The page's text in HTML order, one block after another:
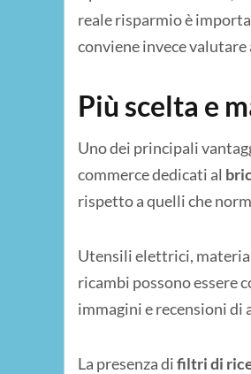
reale risparmio è
conviene invece
Più scelta e
Uno dei principali
commerce dedicati al
rispetto a quelli che
Utensili elettrici,
ricambi possono essere
immagini e recensioni di
La presenza difiltri di